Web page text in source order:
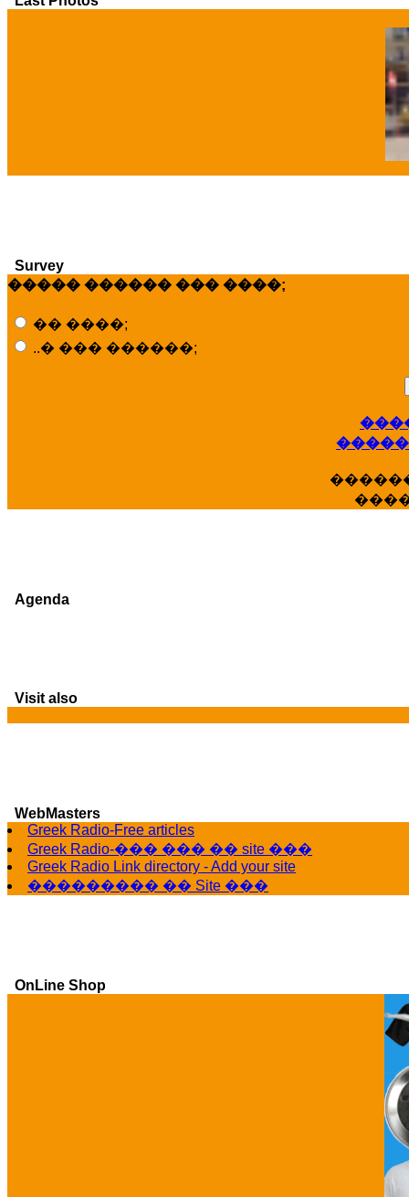
Survey
����� ������ ��� ����;
�� ����;
..� ��� ������;
Agenda
Visit also
WebMasters
Greek Radio-Free articles
Greek Radio-��� ��� �� site ���
Greek Radio Link directory - Add your site
��������� �� Site ���
OnLine Shop